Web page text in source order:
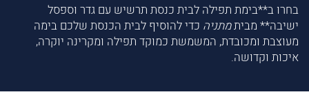
בחרו ב**בימת תפילה לבית כנסת תרשיש עם גדר וספסל
ישיבה** מביתמתניה כדי להוסיף לבית הכנסת שלכם בימה
מעוצבת ומכובדת, המשמשת כמוקד תפילה ומקרינה יוקרה,
איכות וקדושה.